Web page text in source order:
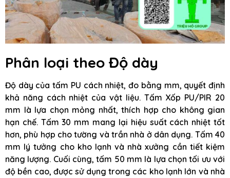
Phân loại theo Độ dày
Độ dày của tấm PU cách nhiệt, đo bằng mm, quyết định
khả năng cách nhiệt của vật liệu. Tấm Xốp PU/PIR 20
mm là lựa chọn mỏng nhất, thích hợp cho không gian
hạn chế. Tấm 30 mm mang lại hiệu suất cách nhiệt tốt
hơn, phù hợp cho tường và trần nhà ở dân dụng. Tấm 40
mm lý tưởng cho kho lạnh và nhà xưởng cần tiết kiệm
năng lượng. Cuối cùng, tấm 50 mm là lựa chọn tối ưu với
độ bền cao, được sử dụng trong các kho lạnh lớn và nhà